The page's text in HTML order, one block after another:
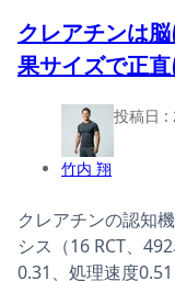
クレアチンは
果サイズで正
竹内 翔
投稿日 :
クレアチンの認知
シス（16 RCT、
0.31、処理速度